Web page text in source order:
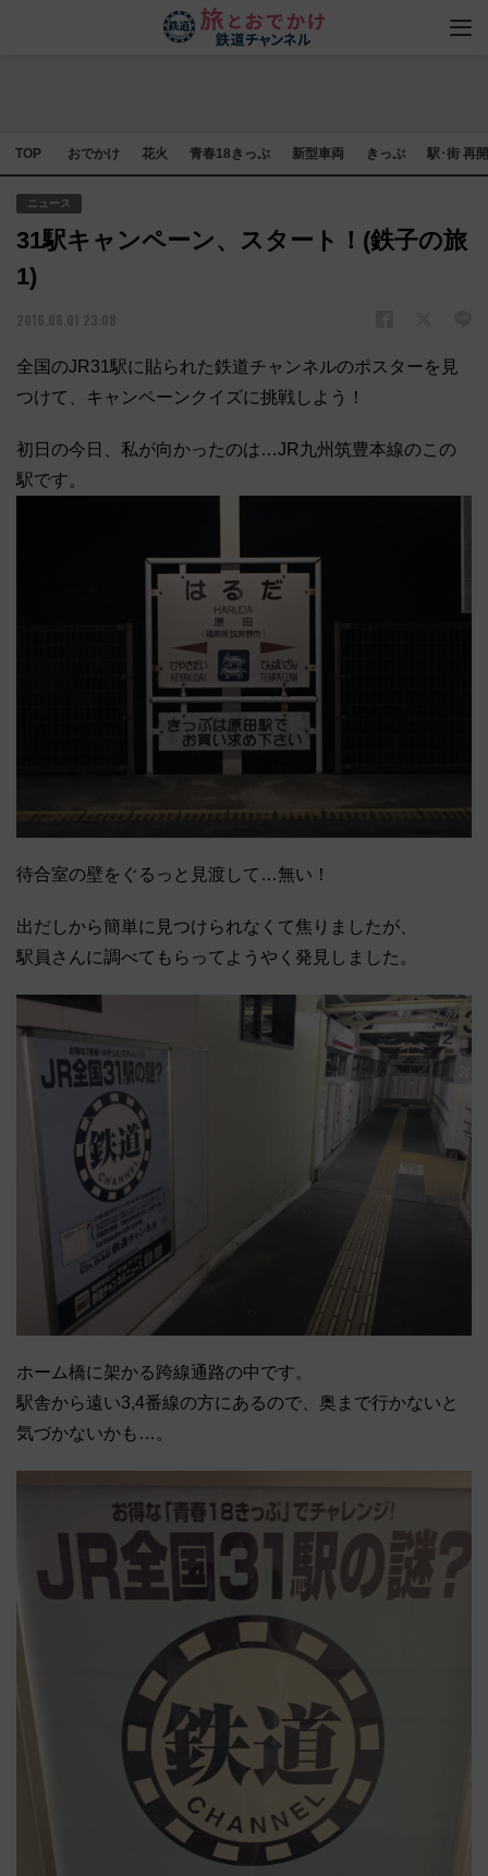
TOP おでかけ 花火 青春18きっぷ 新型車両 きっぷ 駅･街 再
ニュース
31駅キャンペーン、スタート！(鉄子の旅
1)
2016.08.01 23:08
全国のJR31駅に貼られた鉄道チャンネルのポスターを見
つけて、キャンペーンクイズに挑戦しよう！
初日の今日、私が向かったのは…JR九州筑豊本線のこの
駅です。
待合室の壁をぐるっと見渡して…無い！
出だしから簡単に見つけられなくて焦りましたが、
駅員さんに調べてもらってようやく発見しました。
ホーム橋に架かる跨線通路の中です。
駅舎から遠い3,4番線の方にあるので、奥まで行かないと
気づかないかも…。